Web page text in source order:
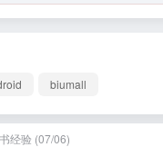
biumall
经验 (07/06)